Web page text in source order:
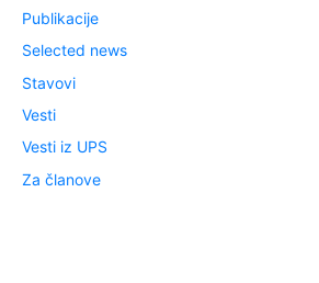
Publikacije
Selected news
Stavovi
Vesti
Vesti iz UPS
Za članove